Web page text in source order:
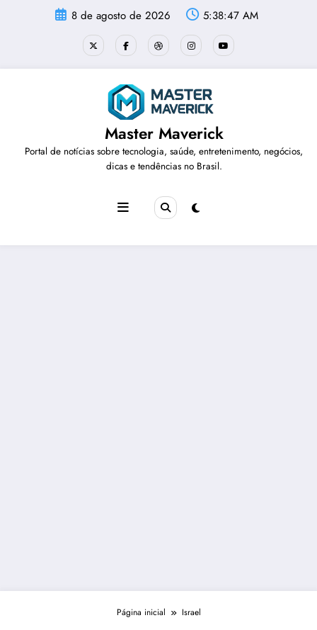
8 de agosto de 2026 5:38:47 AM
Master Maverick
Portal de notícias sobre tecnologia, saúde, entretenimento, negócios,
dicas e tendências no Brasil.
Página inicial Israel